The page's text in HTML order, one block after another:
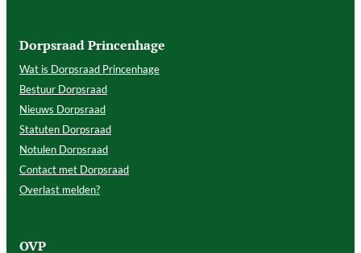
Dorpsraad Princenhage
Wat is Dorpsraad Princenhage
Bestuur Dorpsraad
Nieuws Dorpsraad
Statuten Dorpsraad
Notulen Dorpsraad
Contact met Dorpsraad
Overlast melden?
OVP